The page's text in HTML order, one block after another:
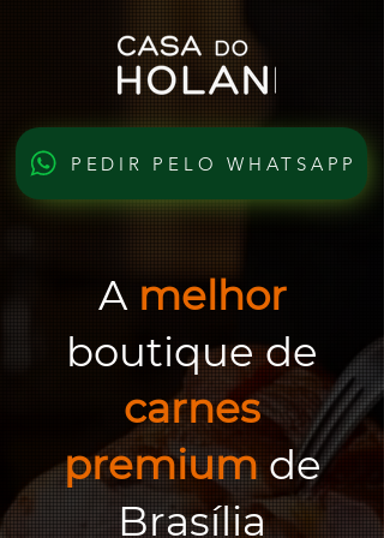
PEDIR PELO WHATSAPP
A melhor
boutique de
carnes
premiumde
Brasília